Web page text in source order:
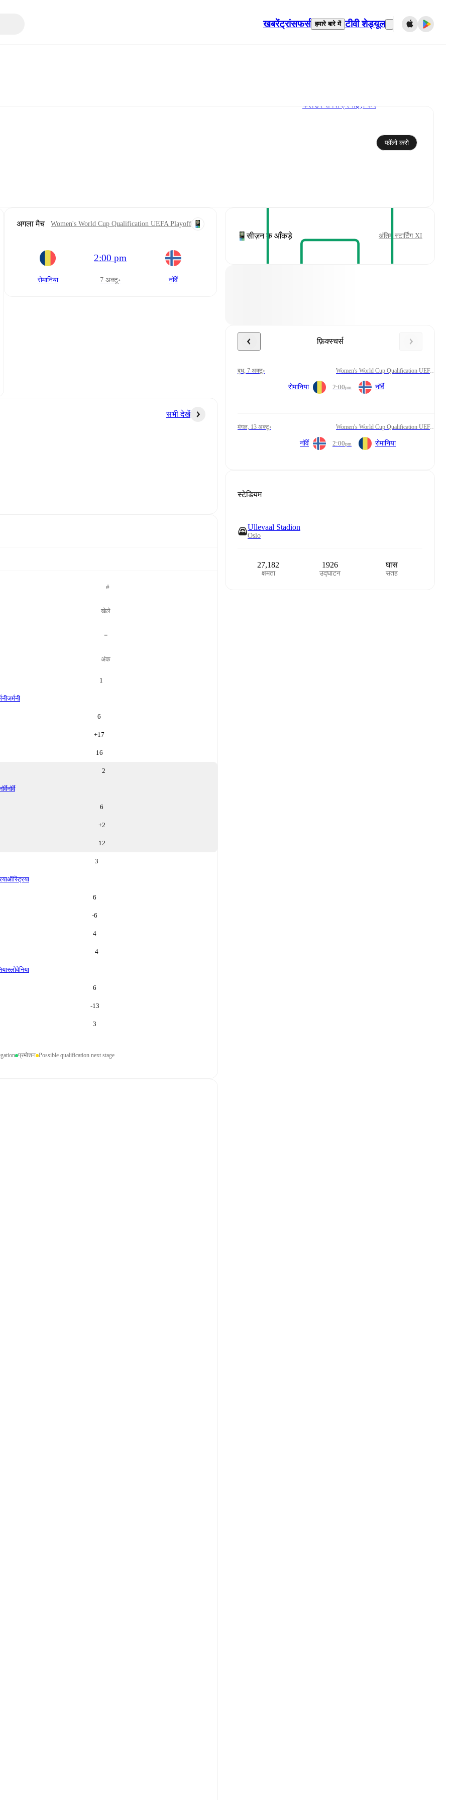
खबरेंट्रांसफर्स हमारे बारे में टीवी शेड्यूल
कैलेंडर से सिंक्रनाइज़ करें
फॉलो करो
अगला मैच Women's World Cup Qualification UEFA Playoff
रोमानिया
2:00 pm
7 अक्टू॰ नॉर्वे
सभी देखें
#
खेले
=
अंक
1
जर्मनी
6
+17
16
2
नॉर्वे
6
+2
12
3
ऑस्ट्रिया
6
-6
4
4
स्लोवेनिया
6
-13
3
प्रमोशन Possible qualification next stage
सीज़न के आँकड़े अंतिम स्टार्टिंग XI
फ़िक्स्चर्स
बुध, 7 अक्टू॰ Women's World Cup Qualification UEFA Playoff
रोमानिया 2:00pm नॉर्वे
मंगल, 13 अक्टू॰ Women's World Cup Qualification UEFA Playoff
नॉर्वे 2:00pm रोमानिया
स्टेडियम
Ullevaal Stadion
Oslo
27,182
क्षमता
1926
उद्घाटन
घास
सतह